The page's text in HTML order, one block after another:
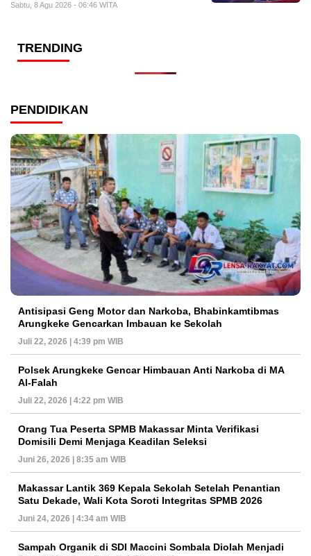
Sabtu, 8 Agu 2026 - 06:46 WITA
TRENDING
PENDIDIKAN
Antisipasi Geng Motor dan Narkoba, Bhabinkamtibmas
Arungkeke Gencarkan Imbauan ke Sekolah
Juli 22, 2026 | 4:39 pm WIB
Polsek Arungkeke Gencar Himbauan Anti Narkoba di MA
Al-Falah
Juli 22, 2026 | 4:22 pm WIB
Orang Tua Peserta SPMB Makassar Minta Verifikasi
Domisili Demi Menjaga Keadilan Seleksi
Juni 26, 2026 | 8:35 am WIB
Makassar Lantik 369 Kepala Sekolah Setelah Penantian
Satu Dekade, Wali Kota Soroti Integritas SPMB 2026
Juni 24, 2026 | 4:34 am WIB
Sampah Organik di SDI Maccini Sombala Diolah Menjadi